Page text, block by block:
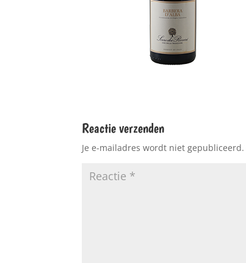
Reactie verzenden
Je e-mailadres wordt niet gepubliceerd.